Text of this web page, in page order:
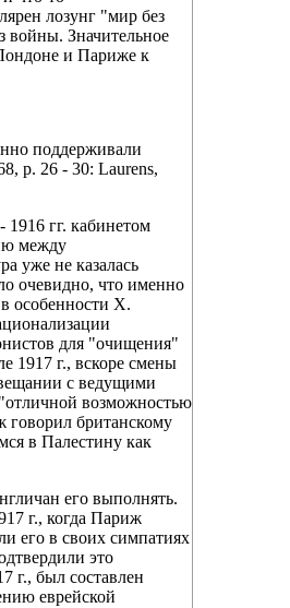
лозунг "мир без
войны. Значительное
и Париже к
поддерживали
p. 26 - 30: Laurens,
гг. кабинетом
между
уже не казалась
очевидно, что именно
особенности Х.
для "очищения"
1917 г., вскоре смены
с ведущими
возможностью
говорил британскому
в Палестину как
его выполнять.
г., когда Париж
его в своих симпатиях
это
был составлен
еврейской